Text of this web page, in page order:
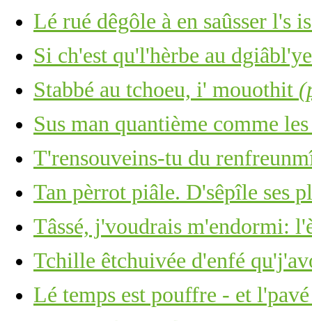
Lé rué dêgôle à en saûsser l's
Si ch'est qu'l'hèrbe au
Stabbé au tchoeu, i' mouothit
Sus man quantième comme
T'rensouveins-tu du
Tan pèrrot piâle. D'sêpîle ses
Tâssé, j'voudrais m'endormi:
Tchille êtchuivée d'enfé
Lé temps est pouffre - et l'pavé